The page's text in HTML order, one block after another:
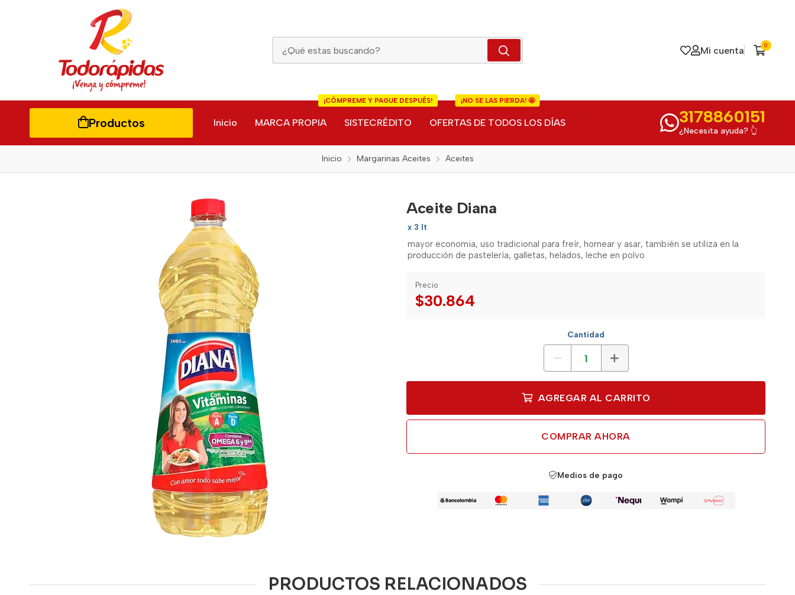
Mi cuenta 0
Productos Inicio MARCA PROPIA SISTECRÉDITO
¡CÓMPREME Y PAGUE DESPUÉS!
OFERTAS DE TODOS LOS DÍAS
¡NO SE LAS PIERDA! 🤩
3178860151
¿Necesita ayuda? 👆
Inicio Margarinas Aceites Aceites
Aceite Diana
x 3 lt
mayor economia, uso tradicional para freír, hornear y asar, también se utiliza en la
producción de pastelería, galletas, helados, leche en polvo
Precio
$30.864
Cantidad
AGREGAR AL CARRITO
COMPRAR AHORA
Medios de pago
PRODUCTOS RELACIONADOS